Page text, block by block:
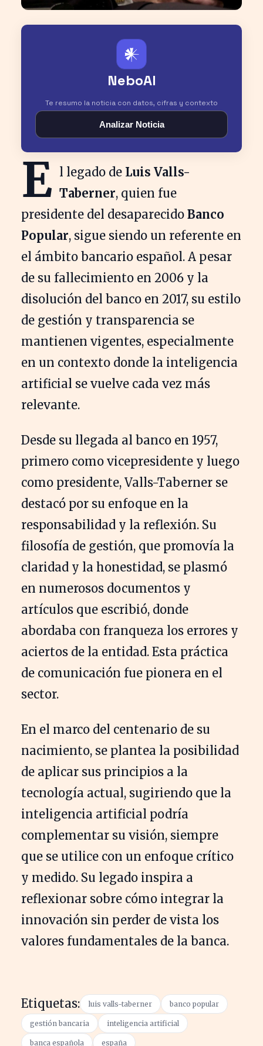
𒀭
NeboAI
Te resumo la noticia con datos, cifras y contexto
Analizar Noticia
E l legado de Luis Valls-
Taberner, quien fue
presidente del desaparecido Banco
Popular, sigue siendo un referente en
el ámbito bancario español. A pesar
de su fallecimiento en 2006 y la
disolución del banco en 2017, su estilo
de gestión y transparencia se
mantienen vigentes, especialmente
en un contexto donde la inteligencia
artificial se vuelve cada vez más
relevante.
Desde su llegada al banco en 1957,
primero como vicepresidente y luego
como presidente, Valls-Taberner se
destacó por su enfoque en la
responsabilidad y la reflexión. Su
filosofía de gestión, que promovía la
claridad y la honestidad, se plasmó
en numerosos documentos y
artículos que escribió, donde
abordaba con franqueza los errores y
aciertos de la entidad. Esta práctica
de comunicación fue pionera en el
sector.
En el marco del centenario de su
nacimiento, se plantea la posibilidad
de aplicar sus principios a la
tecnología actual, sugiriendo que la
inteligencia artificial podría
complementar su visión, siempre
que se utilice con un enfoque crítico
y medido. Su legado inspira a
reflexionar sobre cómo integrar la
innovación sin perder de vista los
valores fundamentales de la banca.
Etiquetas: luis valls-taberner banco popular
gestión bancaria inteligencia artificial
banca española españa